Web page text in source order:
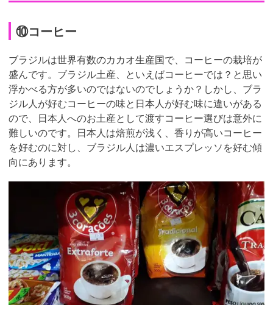
⑩コーヒー
ブラジルは世界有数のカカオ生産国で、コーヒーの栽培が
盛んです。ブラジル土産、といえばコーヒーでは？と思い
浮かべる方が多いのではないのでしょうか？しかし、ブラ
ジル人が好むコーヒーの味と日本人が好む味に違いがある
ので、日本人へのお土産として渡すコーヒー選びは意外に
難しいのです。日本人は焙煎が浅く、香りが高いコーヒー
を好むのに対し、ブラジル人は濃いエスプレッソを好む傾
向にあります。